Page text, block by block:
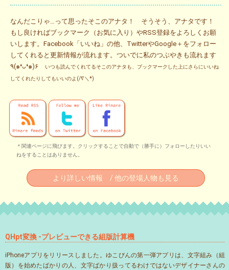
なんだこりゃ…って思ったそこのアナタ！ そうそう、アナタです！
もし良ければブックマーク（お気に入り）やRSS登録をよろしくお願
いします。Facebook「いいね」の他、TwitterやGoogle＋をフォロー
してくれると更新情報が流れます。ついでに私のつぶやきも流れます
٩(๑❛ᴗ❛๑)۶
いつも読んでくれてるそこのアナタも、ブックマークした上にさらにいいね
してくれたりしてもいいのよ(/∇＼*)
＊関連ページに飛びます。クリックすることで自動で（勝手に）フォローしたりいい
ねをすることはありません。
より詳しい情報 / 他の登場人物も見る
QHpt変換 -プレビューできる組版計算機
iPhoneアプリをリリースしました。ゆこびんの第一弾アプリは、文字組み（組
版）を始めたばかりの人、文字ばかり扱ってるわけではないデザイナーさんの